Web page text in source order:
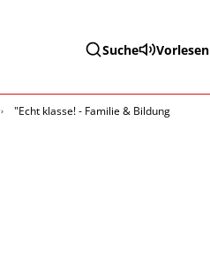
Suche Vorlesen
"Echt klasse! - Familie & Bildung